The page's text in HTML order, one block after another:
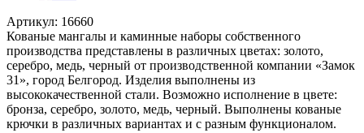
Артикул: 16660
Кованые мангалы и каминные наборы собственного
производства представлены в различных цветах: золото,
серебро, медь, черный от производственной компании «Замок
31», город Белгород. Изделия выполнены из
высококачественной стали. Возможно исполнение в цвете:
бронза, серебро, золото, медь, черный. Выполнены кованые
крючки в различных вариантах и с разным функционалом.